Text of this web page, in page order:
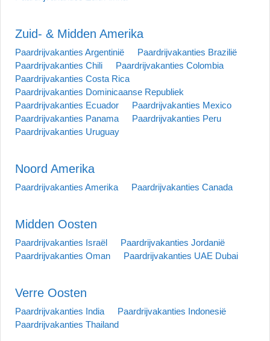
Zuid- & Midden Amerika
Paardrijvakanties Argentinië
Paardrijvakanties Brazilië
Paardrijvakanties Chili
Paardrijvakanties Colombia
Paardrijvakanties Costa Rica
Paardrijvakanties Dominicaanse Republiek
Paardrijvakanties Ecuador
Paardrijvakanties Mexico
Paardrijvakanties Panama
Paardrijvakanties Peru
Paardrijvakanties Uruguay
Noord Amerika
Paardrijvakanties Amerika Paardrijvakanties Canada
Midden Oosten
Paardrijvakanties Israël
Paardrijvakanties Jordanië
Paardrijvakanties Oman
Paardrijvakanties UAE Dubai
Verre Oosten
Paardrijvakanties India
Paardrijvakanties Indonesië
Paardrijvakanties Thailand